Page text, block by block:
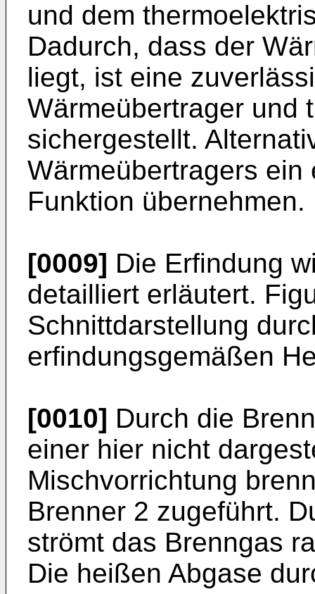
und dem
Dadurch, dass der
liegt, ist eine
Wärmeübertrager und
sichergestellt.
Wärmeübertragers
Funktion übernehmen.
[0009] Die Erfindung
detailliert erläutert.
Schnittdarstellung
erfindungsgemäßen
[0010] Durch die
einer hier nicht
Mischvorrichtung
Brenner 2 zugeführt.
strömt das Brenngas
Die heißen Abgase